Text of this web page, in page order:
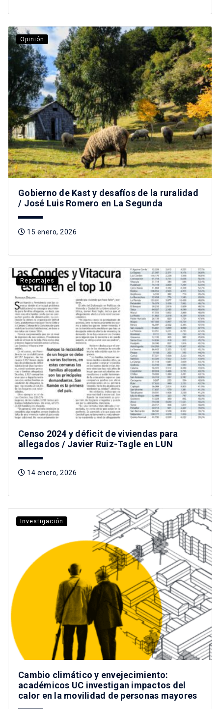
Opinión
Gobierno de Kast y desafíos de la ruralidad
/ José Luis Romero en La Segunda
15 enero, 2026
Reportajes
Censo 2024 y déficit de viviendas para
allegados / Javier Ruiz-Tagle en LUN
14 enero, 2026
Investigación
Cambio climático y envejecimiento:
académicos UC investigan impactos del
calor en la movilidad de personas mayores